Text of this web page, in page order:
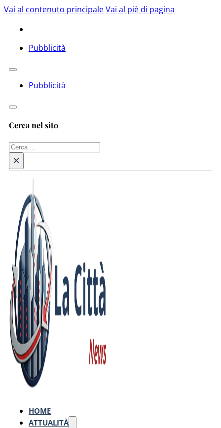
Vai al contenuto principaleVai al piè di pagina
Pubblicità
Pubblicità
Cerca nel sito
Cerca
×
HOME
ATTUALITÀ